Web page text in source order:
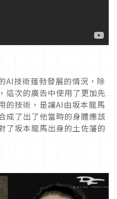
AI技術蓬勃發展的情況，除
這次的廣告中使用了更加先
的技術，是讓AI由坂本龍馬
成了出了他當時的身體應該
了坂本龍馬出身的土佐藩的